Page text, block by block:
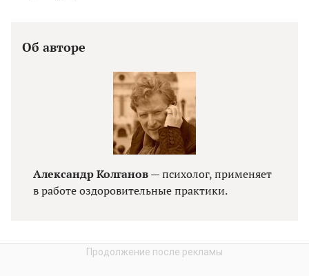
Об авторе
Александр Колганов— психолог, применяет
в работе оздоровительные практики.